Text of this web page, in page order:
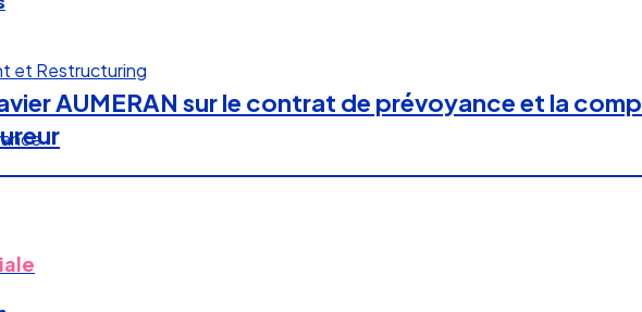
et Restructuring
AUMERAN sur le contrat de prévoyance et la